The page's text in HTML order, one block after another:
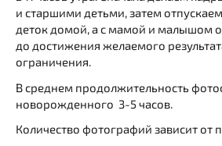
и старшими детьми, затем
деток домой, а с мамой и малышом
до достижения желаемого
ограничения.
В среднем продолжительность
новорожденного 3-5 часов.
Количество фотографий зависит от